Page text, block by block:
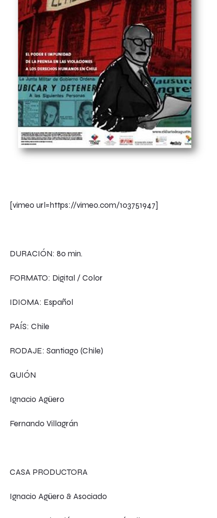
[vimeo url=https://vimeo.com/103751947]
DURACIÓN: 80 min.
FORMATO: Digital / Color
IDIOMA: Español
PAÍS: Chile
RODAJE: Santiago (Chile)
GUIÓN
Ignacio Agüero
Fernando Villagrán
CASA PRODUCTORA
Ignacio Agüero & Asociado